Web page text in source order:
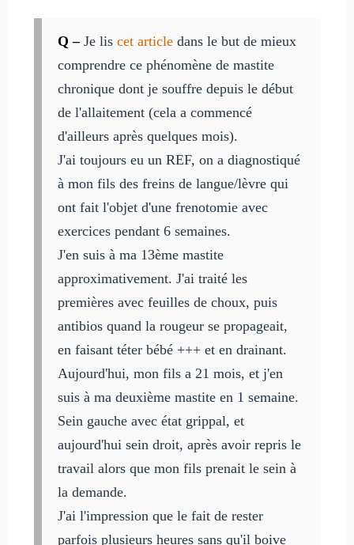
Q –Je lis cet articledans le but de mieux
comprendre ce phénomène de mastite
chronique dont je souffre depuis le début
de l'allaitement (cela a commencé
d'ailleurs après quelques mois).
J'ai toujours eu un REF, on a diagnostiqué
à mon fils des freins de langue/lèvre qui
ont fait l'objet d'une frenotomie avec
exercices pendant 6 semaines.
J'en suis à ma 13ème mastite
approximativement. J'ai traité les
premières avec feuilles de choux, puis
antibios quand la rougeur se propageait,
en faisant téter bébé +++ et en drainant.
Aujourd'hui, mon fils a 21 mois, et j'en
suis à ma deuxième mastite en 1 semaine.
Sein gauche avec état grippal, et
aujourd'hui sein droit, après avoir repris le
travail alors que mon fils prenait le sein à
la demande.
J'ai l'impression que le fait de rester
parfois plusieurs heures sans qu'il boive